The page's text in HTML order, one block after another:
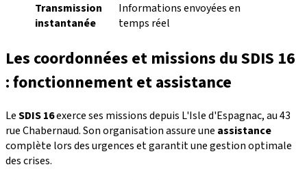
Transmission
instantanée
Informations envoyées en
temps réel
Les coordonnées et missions du SDIS 16
: fonctionnement et assistance
LeSDIS 16exerce ses missions depuis L'Isle d'Espagnac, au 43
rue Chabernaud. Son organisation assure une assistance
complète lors des urgences et garantit une gestion optimale
des crises.